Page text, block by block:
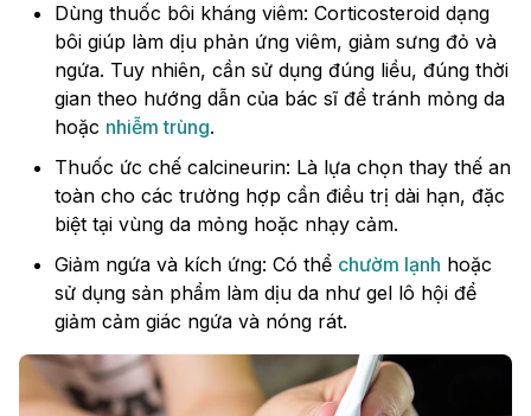
Dùng thuốc bôi kháng viêm: Corticosteroid dạng
bôi giúp làm dịu phản ứng viêm, giảm sưng đỏ và
ngứa. Tuy nhiên, cần sử dụng đúng liều, đúng thời
gian theo hướng dẫn của bác sĩ để tránh mỏng da
hoặc nhiễm trùng.
Thuốc ức chế calcineurin: Là lựa chọn thay thế an
toàn cho các trường hợp cần điều trị dài hạn, đặc
biệt tại vùng da mỏng hoặc nhạy cảm.
Giảm ngứa và kích ứng: Có thể chườm lạnh hoặc
sử dụng sản phẩm làm dịu da như gel lô hội để
giảm cảm giác ngứa và nóng rát.